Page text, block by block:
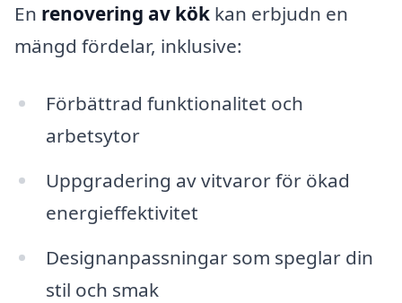
En renovering av kök kan erbjudn en
mängd fördelar, inklusive:
Förbättrad funktionalitet och
arbetsytor
Uppgradering av vitvaror för ökad
energieffektivitet
Designanpassningar som speglar din
stil och smak